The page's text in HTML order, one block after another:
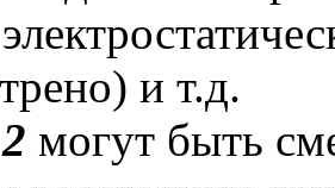
и т.д.
могут быть